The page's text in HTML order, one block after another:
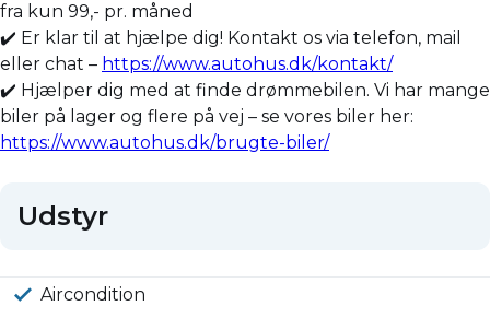
fra kun 99,- pr. måned
✔️ Er klar til at hjælpe dig! Kontakt os via telefon, mail
eller chat – https://www.autohus.dk/kontakt/
✔️ Hjælper dig med at finde drømmebilen. Vi har mange
biler på lager og flere på vej – se vores biler her:
https://www.autohus.dk/brugte-biler/
Udstyr
Aircondition